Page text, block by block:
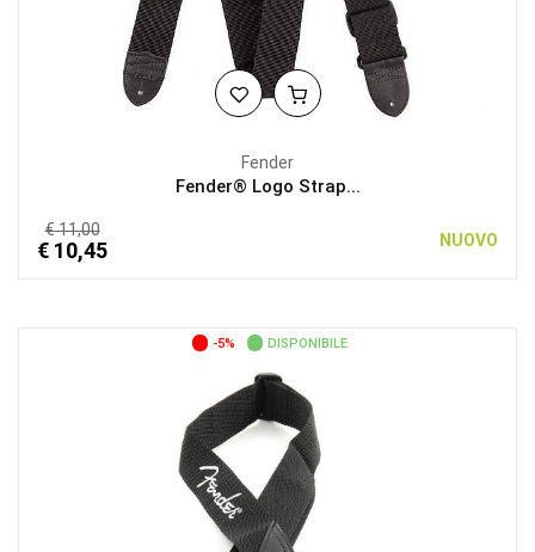
Fender
Fender® Logo Strap...
€ 11,00
€ 10,45 NUOVO
-5% DISPONIBILE